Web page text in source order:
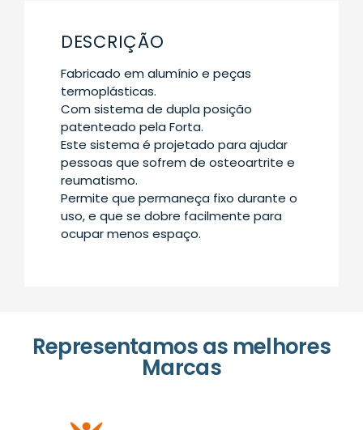
DESCRIÇÃO
Fabricado em alumínio e peças
termoplásticas.
Com sistema de dupla posição
patenteado pela Forta.
Este sistema é projetado para ajudar
pessoas que sofrem de osteoartrite e
reumatismo.
Permite que permaneça fixo durante o
uso, e que se dobre facilmente para
ocupar menos espaço.
Representamos as melhores
Marcas